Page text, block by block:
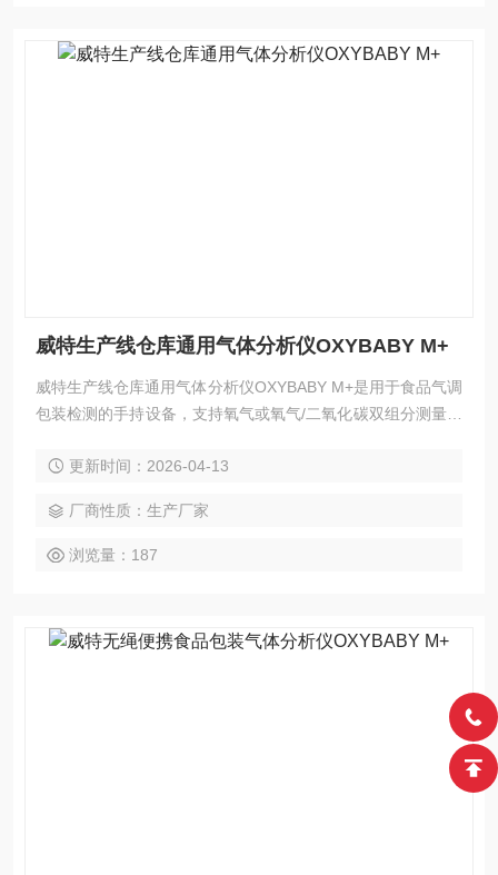
威特生产线仓库通用气体分析仪OXYBABY M+
威特生产线仓库通用气体分析仪OXYBABY M+是用于食品气调
包装检测的手持设备，支持氧气或氧气/二氧化碳双组分测量，
中快速获取采样数据。
更新时间：2026-04-13
厂商性质：生产厂家
浏览量：187